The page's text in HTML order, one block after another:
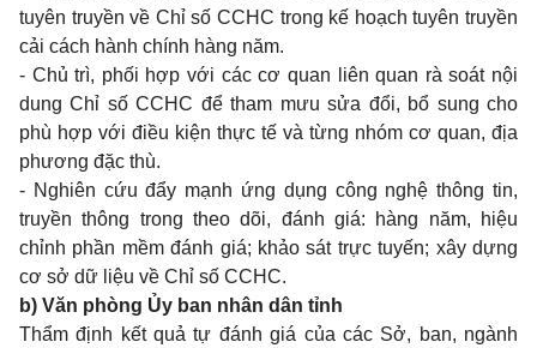
tuyên truyền về Chỉ số CCHC trong kế hoạch tuyên truyền
cải cách hành chính hàng năm.
- Chủ trì, phối hợp với các cơ quan liên quan rà soát nội
dung Chỉ số CCHC để tham mưu sửa đổi, bổ sung cho
phù hợp với điều kiện thực tế và từng nhóm cơ quan, địa
phương đặc thù.
- Nghiên cứu đẩy mạnh ứng dụng công nghệ thông tin,
truyền thông trong theo dõi, đánh giá: hàng năm, hiệu
chỉnh phần mềm đánh giá; khảo sát trực tuyến; xây dựng
cơ sở dữ liệu về Chỉ số CCHC.
b) Văn phòng Ủy ban nhân dân tỉnh
Thẩm định kết quả tự đánh giá của các Sở, ban, ngành